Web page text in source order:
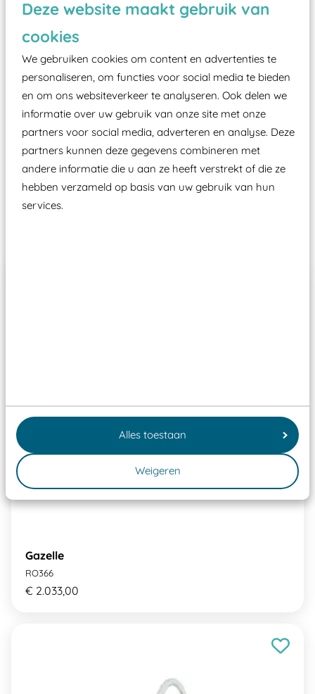
Deze website maakt gebruik van
cookies
We gebruiken cookies om content en advertenties te
personaliseren, om functies voor social media te bieden
en om ons websiteverkeer te analyseren. Ook delen we
informatie over uw gebruik van onze site met onze
partners voor social media, adverteren en analyse. Deze
partners kunnen deze gegevens combineren met
andere informatie die u aan ze heeft verstrekt of die ze
hebben verzameld op basis van uw gebruik van hun
services.
Alles toestaan
Weigeren
valondergrond onder speeltoestellen verplicht is
zoals kunstgras, rubber tegels of boomschors?
Elk speeltoestel in de openbare ruimte voorzien
moet zijn van een typekeuring, -plaatje en
certificering, uitgegeven door een Nederlands
aangewezen keuringsinstantie?
Wij ook speeltoestellen kunnen laten keuren zodat
ze toch binnen het Warenwetbesluit Attractie- en
Speeltoestellen vallen?
Gazelle
RO366
€ 2.033,00